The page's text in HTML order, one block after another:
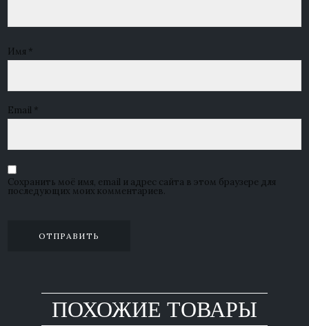
Имя *
Email *
Сохранить моё имя, email и адрес сайта в этом браузере для
последующих моих комментариев.
ПОХОЖИЕ ТОВАРЫ